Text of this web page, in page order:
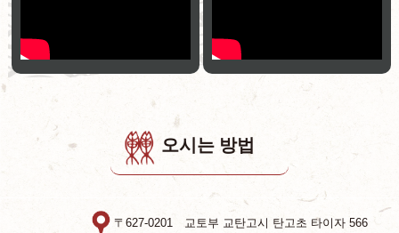
오시는 방법
〒627-0201 교토부 교탄고시 탄고초 타이자 566